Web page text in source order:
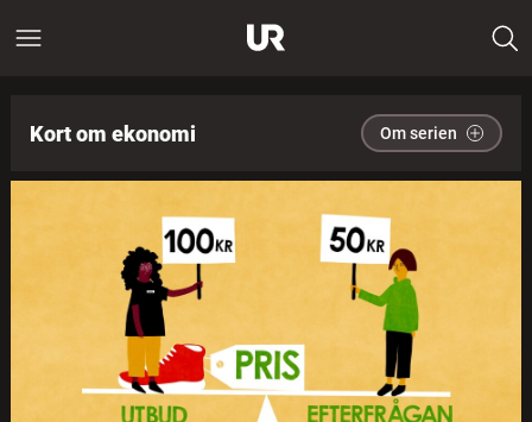
Kort om ekonomi Om serien